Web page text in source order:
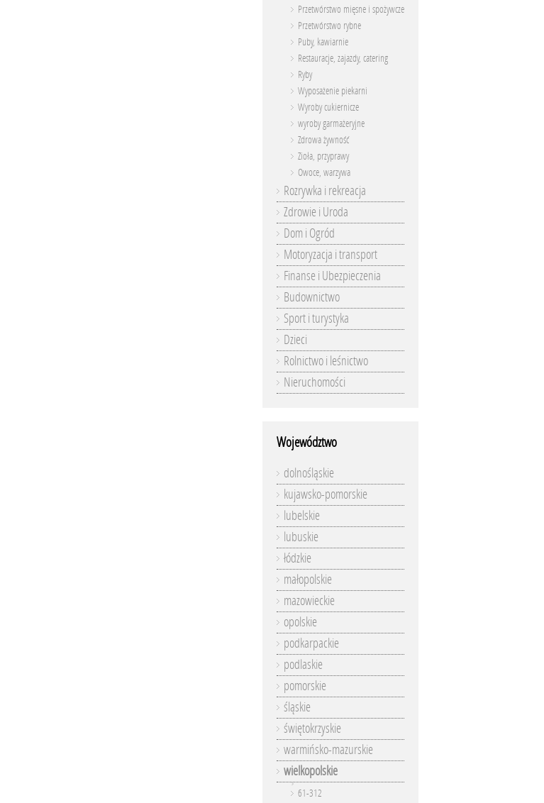
Przetwórstwo mięsne i spożywcze
Przetwórstwo rybne
Puby, kawiarnie
Restauracje, zajazdy, catering
Ryby
Wyposażenie piekarni
Wyroby cukiernicze
wyroby garmażeryjne
Zdrowa żywność
Zioła, przyprawy
Owoce, warzywa
Rozrywka i rekreacja
Zdrowie i Uroda
Dom i Ogród
Motoryzacja i transport
Finanse i Ubezpieczenia
Budownictwo
Sport i turystyka
Dzieci
Rolnictwo i leśnictwo
Nieruchomości
Województwo
dolnośląskie
kujawsko-pomorskie
lubelskie
lubuskie
łódzkie
małopolskie
mazowieckie
opolskie
podkarpackie
podlaskie
pomorskie
śląskie
świętokrzyskie
warmińsko-mazurskie
wielkopolskie
61-312